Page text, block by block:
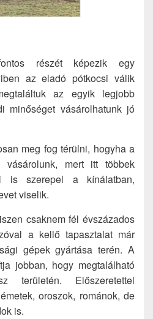
részét képezik egy
az eladó pótkocsi válik
az egyik legjobb
minőséget vásárolhatunk jó
meg fog térülni, hogyha a
vásárolunk, mert itt többek
is szerepel a kínálatban,
viselik.
csaknem fél évszázados
a kellő tapasztalat már
gépek gyártása terén. A
jobban, hogy megtalálható
területén. Előszeretettel
oroszok, románok, de
is.